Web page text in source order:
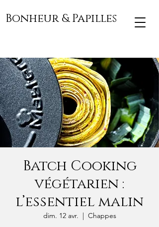
Bonheur & Papilles
Batch Cooking
végétarien :
l’essentiel malin
dim. 12 avr.
  |
Chappes